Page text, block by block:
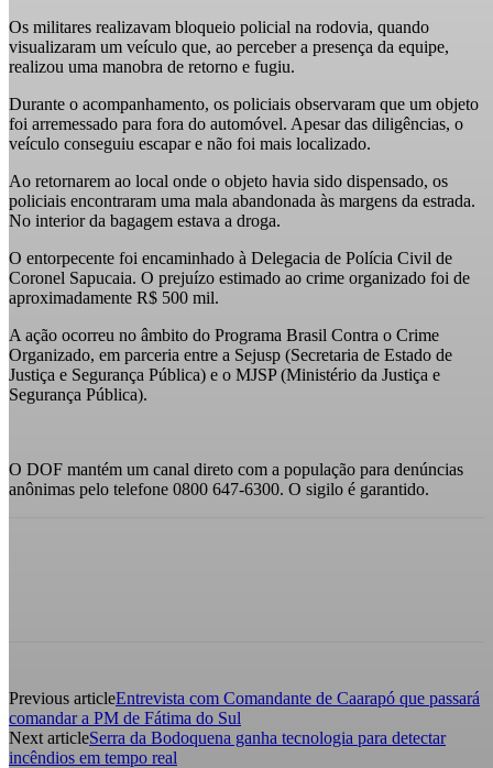
Os militares realizavam bloqueio policial na rodovia, quando
visualizaram um veículo que, ao perceber a presença da equipe,
realizou uma manobra de retorno e fugiu.
Durante o acompanhamento, os policiais observaram que um objeto
foi arremessado para fora do automóvel. Apesar das diligências, o
veículo conseguiu escapar e não foi mais localizado.
Ao retornarem ao local onde o objeto havia sido dispensado, os
policiais encontraram uma mala abandonada às margens da estrada.
No interior da bagagem estava a droga.
O entorpecente foi encaminhado à Delegacia de Polícia Civil de
Coronel Sapucaia. O prejuízo estimado ao crime organizado foi de
aproximadamente R$ 500 mil.
A ação ocorreu no âmbito do Programa Brasil Contra o Crime
Organizado, em parceria entre a Sejusp (Secretaria de Estado de
Justiça e Segurança Pública) e o MJSP (Ministério da Justiça e
Segurança Pública).
O DOF mantém um canal direto com a população para denúncias
anônimas pelo telefone 0800 647-6300. O sigilo é garantido.
Previous articleEntrevista com Comandante de Caarapó que passará
comandar a PM de Fátima do Sul
Next articleSerra da Bodoquena ganha tecnologia para detectar
incêndios em tempo real